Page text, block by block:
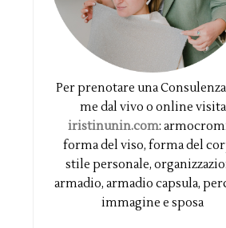
Per prenotare una
me dal vivo o online visita
iristinunin.com:
forma del viso, forma del
stile personale,
armadio, armadio capsula,
immagine e sposa